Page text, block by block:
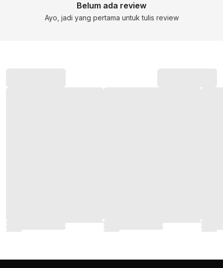
Belum ada review
Ayo, jadi yang pertama untuk tulis review